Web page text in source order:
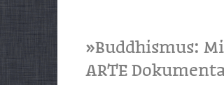
»Buddhismus:
ARTE